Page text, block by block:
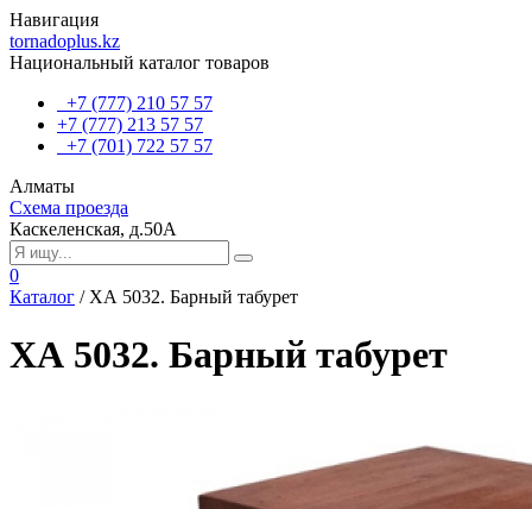
Навигация
tornadoplus.kz
Национальный каталог товаров
+7 (777) 210 57 57
+7 (777) 213 57 57
+7 (701) 722 57 57
Алматы
Схема проезда
Каскеленская, д.50А
0
Каталог / ХА 5032. Барный табурет
ХА 5032. Барный табурет